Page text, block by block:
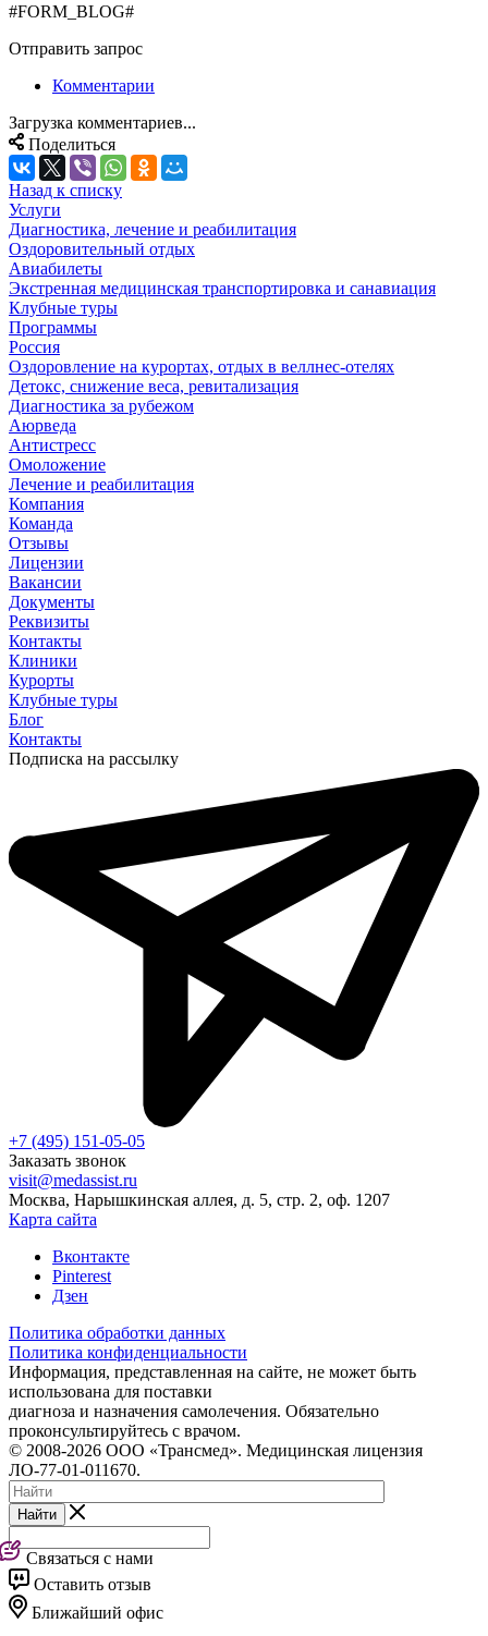
#FORM_BLOG#
Отправить запрос
Комментарии
Загрузка комментариев...
Поделиться
Назад к списку
Услуги
Диагностика, лечение и реабилитация
Оздоровительный отдых
Авиабилеты
Экстренная медицинская транспортировка и санавиация
Клубные туры
Программы
Россия
Оздоровление на курортах, отдых в веллнес-отелях
Детокс, снижение веса, ревитализация
Диагностика за рубежом
Аюрведа
Антистресс
Омоложение
Лечение и реабилитация
Компания
Команда
Отзывы
Лицензии
Вакансии
Документы
Реквизиты
Контакты
Клиники
Курорты
Клубные туры
Блог
Контакты
Подписка на рассылку
+7 (495) 151-05-05
Заказать звонок
visit@medassist.ru
Москва, Нарышкинская аллея, д. 5, стр. 2, оф. 1207
Карта сайта
Вконтакте
Pinterest
Дзен
Политика обработки данных
Политика конфиденциальности
Информация, представленная на сайте, не может быть
использована для поставки
диагноза и назначения самолечения. Обязательно
проконсультируйтесь с врачом.
© 2008-2026 ООО «Трансмед». Медицинская лицензия
ЛО-77-01-011670.
Найти
Связаться с нами
Оставить отзыв
Ближайший офис